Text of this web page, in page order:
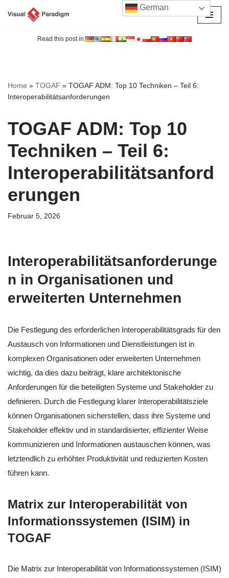
Read this post in:
Home » TOGAF » TOGAF ADM: Top 10 Techniken – Teil 6:
Interoperabilitätsanforderungen
TOGAF ADM: Top 10
Techniken – Teil 6:
Interoperabilitätsanford
erungen
Februar 5, 2026
Interoperabilitätsanforderunge
n in Organisationen und
erweiterten Unternehmen
Die Festlegung des erforderlichen Interoperabilitätsgrads für den
Austausch von Informationen und Dienstleistungen ist in
komplexen Organisationen oder erweiterten Unternehmen
wichtig, da dies dazu beiträgt, klare architektonische
Anforderungen für die beteiligten Systeme und Stakeholder zu
definieren. Durch die Festlegung klarer Interoperabilitätsziele
können Organisationen sicherstellen, dass ihre Systeme und
Stakeholder effektiv und in standardisierter, effizienter Weise
kommunizieren und Informationen austauschen können, was
letztendlich zu erhöhter Produktivität und reduzierten Kosten
führen kann.
Matrix zur Interoperabilität von
Informationssystemen (ISIM) in
TOGAF
Die Matrix zur Interoperabilität von Informationssystemen (ISIM)
German